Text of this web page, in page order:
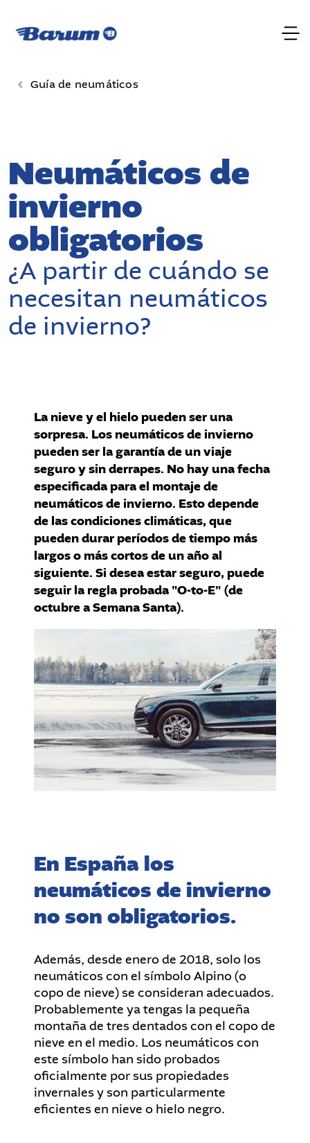
Guía de neumáticos
Neumáticos de
invierno
obligatorios
¿A partir de cuándo se
necesitan neumáticos
de invierno?
La nieve y el hielo pueden ser una
sorpresa. Los neumáticos de invierno
pueden ser la garantía de un viaje
seguro y sin derrapes. No hay una fecha
especificada para el montaje de
neumáticos de invierno. Esto depende
de las condiciones climáticas, que
pueden durar períodos de tiempo más
largos o más cortos de un año al
siguiente. Si desea estar seguro, puede
seguir la regla probada "O-to-E" (de
octubre a Semana Santa).
En España los
neumáticos de invierno
no son obligatorios.
Además, desde enero de 2018, solo los
neumáticos con el símbolo Alpino (o
copo de nieve) se consideran adecuados.
Probablemente ya tengas la pequeña
montaña de tres dentados con el copo de
nieve en el medio. Los neumáticos con
este símbolo han sido probados
oficialmente por sus propiedades
invernales y son particularmente
eficientes en nieve o hielo negro.